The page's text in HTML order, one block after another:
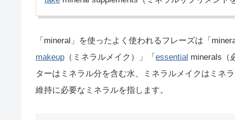
「mineral」を使ったよく使われるフレーズは「
makeup （ミネラルメイク）」「 essential minerals（
ターはミネラル分を含む水、ミネラルメイクはミネ
維持に必要なミネラルを指します。